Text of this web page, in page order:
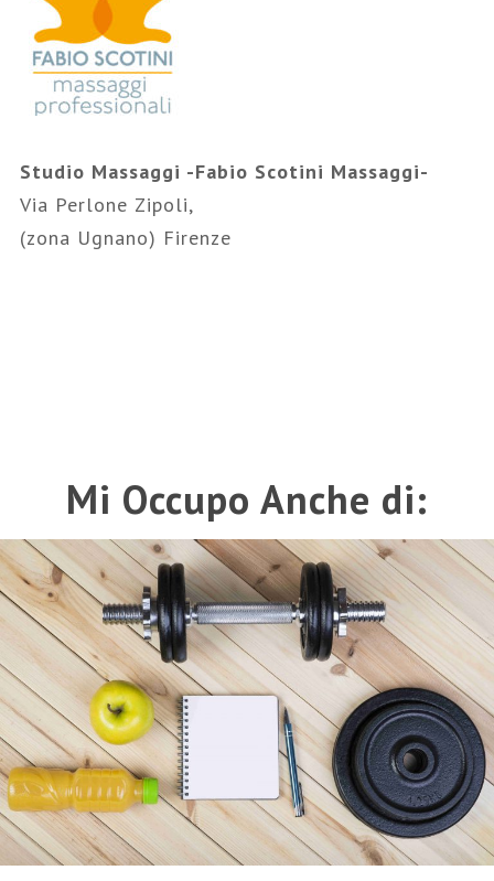
Studio Massaggi -Fabio Scotini Massaggi-
Via Perlone Zipoli,
(zona Ugnano) Firenze
Mi Occupo Anche di: